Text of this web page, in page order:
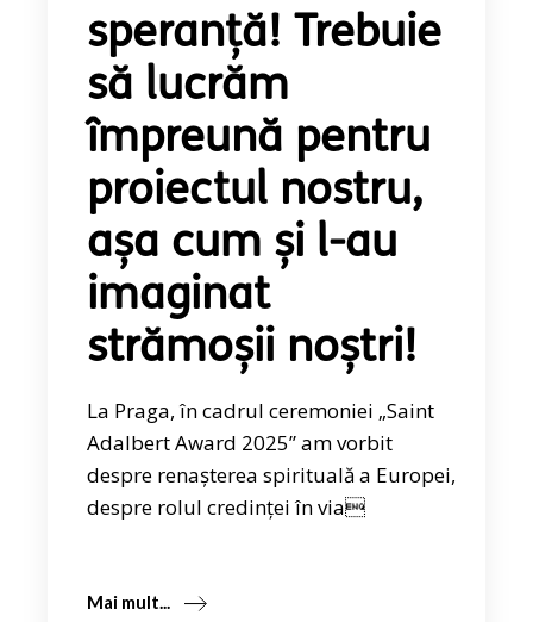
speranță! Trebuie
să lucrăm
împreună pentru
proiectul nostru,
așa cum și l-au
imaginat
strămoșii noștri!
La Praga, în cadrul ceremoniei „Saint
Adalbert Award 2025” am vorbit
despre renașterea spirituală a Europei,
despre rolul credinței în via
Mai mult...